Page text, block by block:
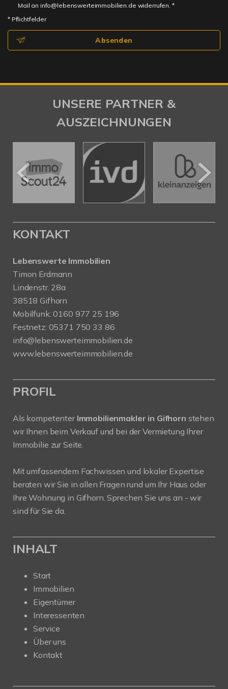
Mail an info@lebenswerteimmobilien.de widerrufen. *
* Pflichtfelder
Absenden
UNSERE PARTNER &
AUSZEICHNUNGEN
KONTAKT
Lebenswerte Immobilien
Timon Erdmann
Lindenstr. 28a
38518 Gifhorn
Mobilfunk:0160 977 25 196
Festnetz: 05371 750 33 86
info@lebenswerteimmobilien.de
www.lebenswerteimmobilien.de
PROFIL
Als kompetenter Immobilienmakler in Gifhorn stehen
wir Ihnen beim Verkauf und bei der Vermietung Ihrer
Immobilie zur Seite.
Mit umfassendem Fachwissen und lokaler Expertise
beraten wir Sie in allen Fragen rund um Ihr Haus oder
Ihre Wohnung in Gifhorn. Sprechen Sie uns an - wir
sind für Sie da.
INHALT
Start
Immobilien
Eigentümer
Interessenten
Service
Über uns
Kontakt